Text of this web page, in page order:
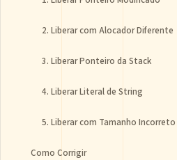
2. Liberar com Alocador Diferente
3. Liberar Ponteiro da Stack
4. Liberar Literal de String
5. Liberar com Tamanho Incorreto
Como Corrigir